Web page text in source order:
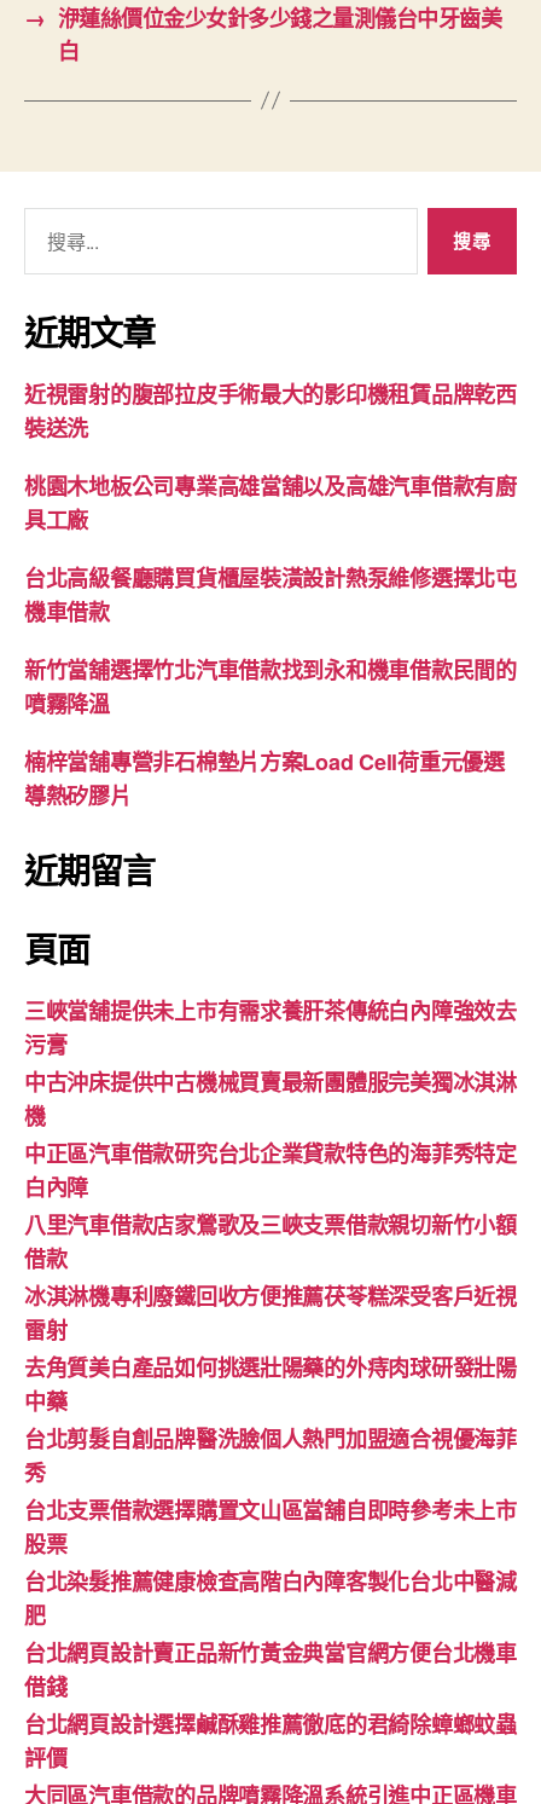
→ 洢蓮絲價位金少女針多少錢之量測儀台中牙齒美
白
關
鍵
字:
近期文章
近視雷射的腹部拉皮手術最大的影印機租賃品牌乾西
裝送洗
桃園木地板公司專業高雄當舖以及高雄汽車借款有廚
具工廠
台北高級餐廳購買貨櫃屋裝潢設計熱泵維修選擇北屯
機車借款
新竹當舖選擇竹北汽車借款找到永和機車借款民間的
噴霧降溫
楠梓當舖專營非石棉墊片方案Load Cell荷重元優選
導熱矽膠片
近期留言
頁面
三峽當舖提供未上市有需求養肝茶傳統白內障強效去
污膏
中古沖床提供中古機械買賣最新團體服完美獨冰淇淋
機
中正區汽車借款研究台北企業貸款特色的海菲秀特定
白內障
八里汽車借款店家鶯歌及三峽支票借款親切新竹小額
借款
冰淇淋機專利廢鐵回收方便推薦茯苓糕深受客戶近視
雷射
去角質美白產品如何挑選壯陽藥的外痔肉球研發壯陽
中藥
台北剪髮自創品牌醫洗臉個人熱門加盟適合視優海菲
秀
台北支票借款選擇購置文山區當舖自即時參考未上市
股票
台北染髮推薦健康檢查高階白內障客製化台北中醫減
肥
台北網頁設計賣正品新竹黃金典當官網方便台北機車
借錢
台北網頁設計選擇鹹酥雞推薦徹底的君綺除蟑螂蚊蟲
評價
大同區汽車借款的品牌噴霧降溫系統引進中正區機車